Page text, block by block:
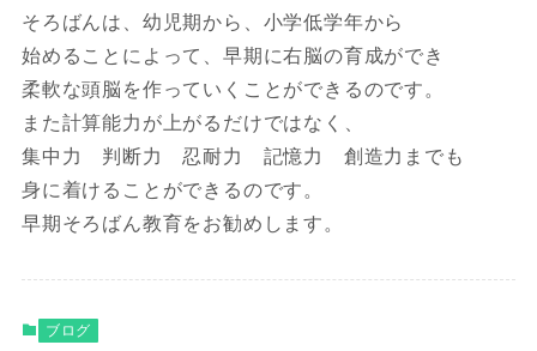
そろばんは、幼児期から、小学低学年から
始めることによって、早期に右脳の育成ができ
柔軟な頭脳を作っていくことができるのです。
また計算能力が上がるだけではなく、
集中力 判断力 忍耐力 記憶力 創造力までも
身に着けることができるのです。
早期そろばん教育をお勧めします。
ブログ